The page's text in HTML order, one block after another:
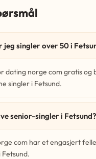
jeg singler over 50 i
dating norge com gratis og
singler i Fetsund.
senior-singler i Fetsund?
com har et engasjert